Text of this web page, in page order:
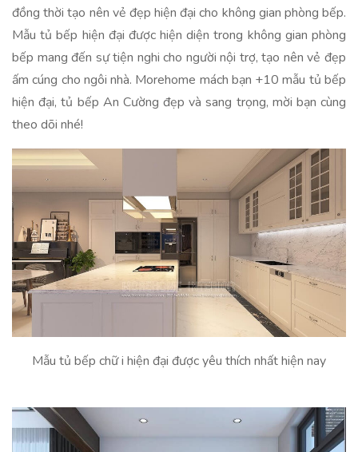
đồng thời tạo nên vẻ đẹp hiện đại cho không gian phòng bếp.
Mẫu tủ bếp hiện đại được hiện diện trong không gian phòng
bếp mang đến sự tiện nghi cho người nội trợ, tạo nên vẻ đẹp
ấm cúng cho ngôi nhà. Morehome mách bạn +10 mẫu tủ bếp
hiện đại, tủ bếp An Cường đẹp và sang trọng, mời bạn cùng
theo dõi nhé!
Mẫu tủ bếp chữ i hiện đại được yêu thích nhất hiện nay